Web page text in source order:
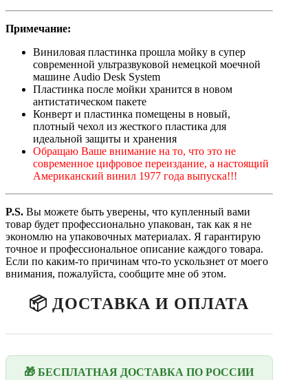
Примечание:
Виниловая пластинка прошла мойку в супер
современной ультразвуковой немецкой моечной
машине Audio Desk System
Пластинка после мойки хранится в новом
антистатическом пакете
Конверт и пластинка помещены в новый,
плотный чехол из жесткого пластика для
идеальной защиты и хранения
Обращаю Ваше внимание на то, что это не
современное цифровое переиздание, а настоящий
Американский винил 1977 года выпуска!!!
P.S. Вы можете быть уверены, что купленный вами
товар будет профессионально упакован, так как я не
экономлю на упаковочных материалах. Я гарантирую
точное и профессиональное описание каждого товара.
Если по каким-то причинам что-то ускользнет от моего
внимания, пожалуйста, сообщите мне об этом.
📦 ДОСТАВКА И ОПЛАТА
🎁 БЕСПЛАТНАЯ ДОСТАВКА ПО РОССИИ